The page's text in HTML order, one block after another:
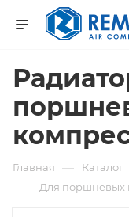
Главная — Каталог
— Для поршневых